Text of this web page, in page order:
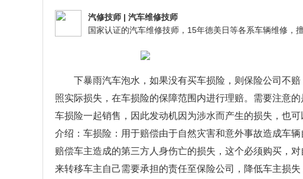
汽修技师 | 汽车维修技师
下暴雨汽车泡水，如果没有买车损险，则保险公司不
照实际损失，在车损险的保障范围内进行理赔。需要注意
车损险一起销售，因此发动机因为涉水而产生的损失，也
介绍：车损险：用于赔偿由于自然灾害和意外事故造成车
赔偿车主造成的第三方人身伤亡的损失，这个必须购买，
来转移车主自己需要承担的责任至保险公司，降低车主损